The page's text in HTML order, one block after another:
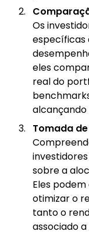
Os
específicas
eles
real do
alcançando
Tomada
sobre a
Eles
otimizar o
tanto o
associado